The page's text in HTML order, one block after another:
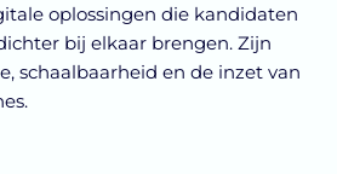
oplossingen die kandidaten
bij elkaar brengen. Zijn
schaalbaarheid en de inzet van